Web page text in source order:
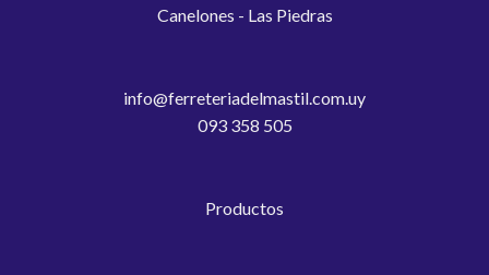
Canelones - Las Piedras
info@ferreteriadelmastil.com.uy
093 358 505
Productos